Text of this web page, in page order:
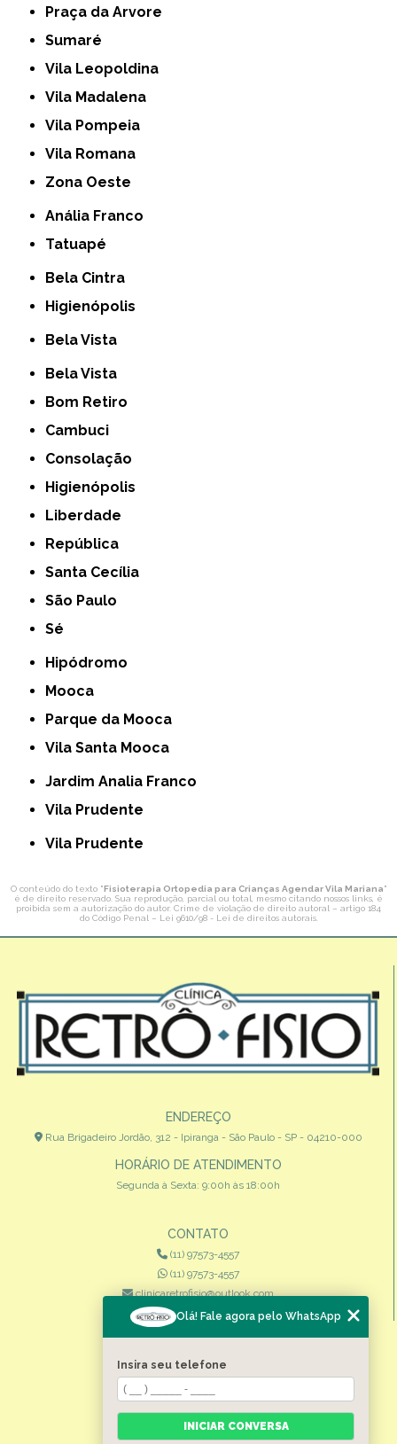
Praça da Arvore
Sumaré
Vila Leopoldina
Vila Madalena
Vila Pompeia
Vila Romana
Zona Oeste
Anália Franco
Tatuapé
Bela Cintra
Higienópolis
Bela Vista
Bela Vista
Bom Retiro
Cambuci
Consolação
Higienópolis
Liberdade
República
Santa Cecília
São Paulo
Sé
Hipódromo
Mooca
Parque da Mooca
Vila Santa Mooca
Jardim Analia Franco
Vila Prudente
Vila Prudente
O conteúdo do texto "Fisioterapia Ortopedia para Crianças Agendar Vila Mariana"
é de direito reservado. Sua reprodução, parcial ou total, mesmo citando nossos links, é
proibida sem a autorização do autor. Crime de violação de direito autoral – artigo 184
do Código Penal – Lei 9610/98 - Lei de direitos autorais.
ENDEREÇO
Rua Brigadeiro Jordão, 312 - Ipiranga - São Paulo - SP - 04210-000
HORÁRIO DE ATENDIMENTO
Segunda à Sexta: 9:00h às 18:00h
CONTATO
(11) 97573-4557
(11) 97573-4557
clinicaretrofisio@outlook.com
MENU
HOME
QUEM SOMOS
ESPECIALIDADES
CONTATO
Olá! Fale agora pelo WhatsApp
Insira seu telefone
INICIAR CONVERSA